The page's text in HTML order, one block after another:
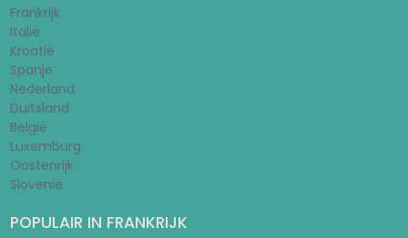
Frankrijk
Italië
Kroatië
Spanje
Nederland
Duitsland
België
Luxemburg
Oostenrijk
Slovenië
POPULAIR IN FRANKRIJK